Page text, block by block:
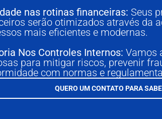
nas rotinas financeiras: Seus
serão otimizados através da
mais eficientes e modernas.
Nos Controles Internos: Vamos
para mitigar riscos, prevenir
com normas e
QUERO UM CONTATO PARA